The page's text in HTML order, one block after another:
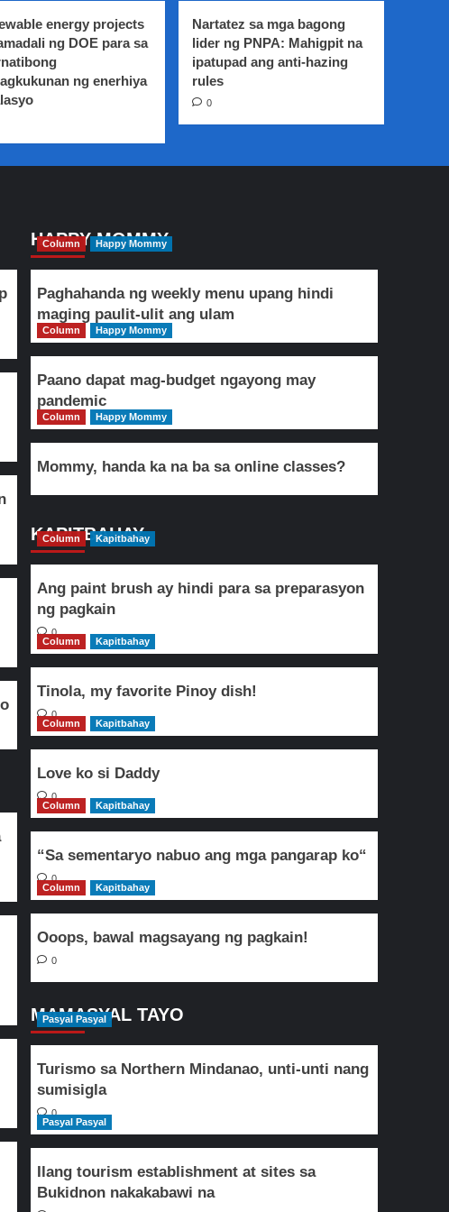
energy projects
ng DOE para sa
ng enerhiya
Nartatez sa mga bagong
lider ng PNPA: Mahigpit na
ipatupad ang anti-hazing
rules
0
HAPPY MOMMY
Column Happy Mommy
Paghahanda ng weekly menu upang hindi
maging paulit-ulit ang ulam
Column Happy Mommy
Paano dapat mag-budget ngayong may
pandemic
Column Happy Mommy
Mommy, handa ka na ba sa online classes?
KAPITBAHAY
Column Kapitbahay
Ang paint brush ay hindi para sa preparasyon
ng pagkain
0
Column
Kapitbahay
Tinola, my favorite Pinoy dish!
0
Column
Kapitbahay
Love ko si Daddy
0
Column
Kapitbahay
“Sa sementaryo nabuo ang mga pangarap ko“
0
Column
Kapitbahay
Ooops, bawal magsayang ng pagkain!
0
MAMASYAL TAYO
Pasyal Pasyal
Turismo sa Northern Mindanao, unti-unti nang
sumisigla
0
Pasyal Pasyal
Ilang tourism establishment at sites sa
Bukidnon nakakabawi na